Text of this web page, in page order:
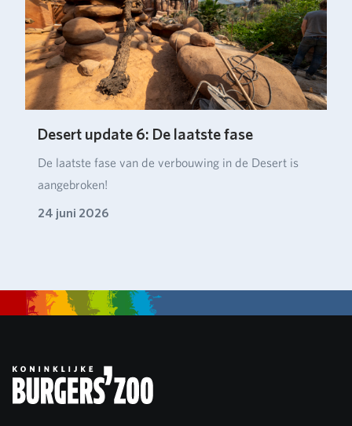
Desert update 6: De laatste fase
De laatste fase van de verbouwing in de Desert is
aangebroken!
24 juni 2026